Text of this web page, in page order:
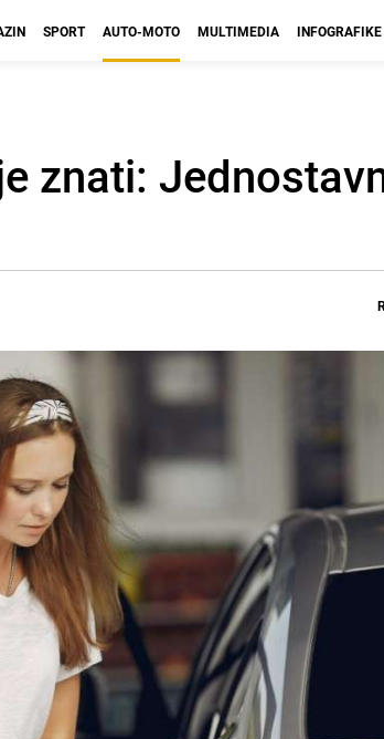
SPORT AUTO-MOTO MULTIMEDIA INFOGRAFIKE
znati: